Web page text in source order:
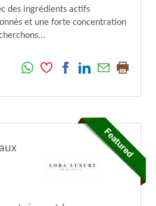
des ingrédients actifs
et une forte concentration